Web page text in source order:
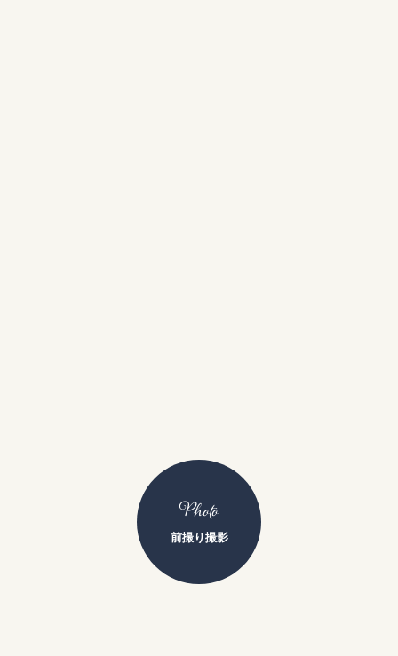
Photo
前撮り撮影